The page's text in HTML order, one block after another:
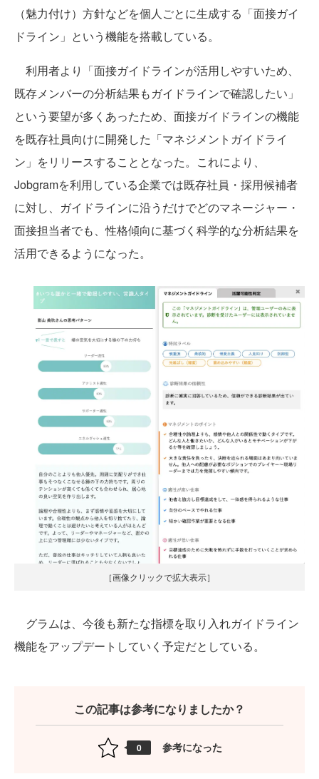
（魅力付け）方針などを個人ごとに生成する「面接ガイ
ドライン」という機能を搭載している。
利用者より「面接ガイドラインが活用しやすいため、
既存メンバーの分析結果もガイドラインで確認したい」
という要望が多くあったため、面接ガイドラインの機能
を既存社員向けに開発した「マネジメントガイドライ
ン」をリリースすることとなった。これにより、
Jobgramを利用している企業では既存社員・採用候補者
に対し、ガイドラインに沿うだけでどのマネージャー・
面接担当者でも、性格傾向に基づく科学的な分析結果を
活用できるようになった。
［画像クリックで拡大表示］
グラムは、今後も新たな指標を取り入れガイドライン
機能をアップデートしていく予定だとしている。
この記事は参考になりましたか？
0 参考になった